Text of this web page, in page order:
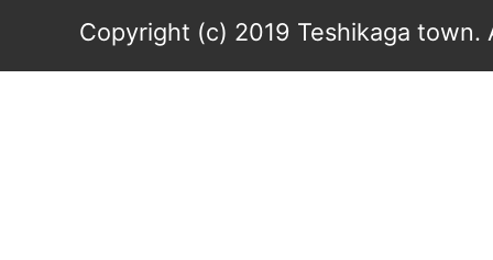
Copyright (c) 2019 Teshikaga town.